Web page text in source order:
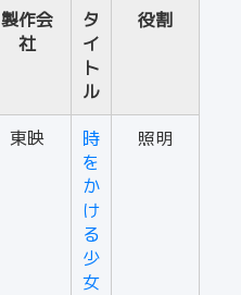
製作会
社
タ
イ
ト
ル
役割
東映
時
を
か
け
る
少
女
照明